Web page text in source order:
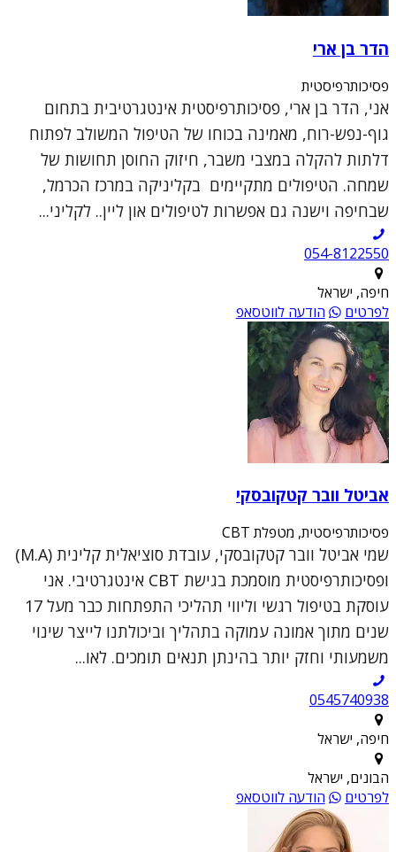
הדר בן ארי
פסיכותרפיסטית
אני, הדר בן ארי, פסיכותרפיסטית אינטגרטיבית בתחום
גוף-נפש-רוח, מאמינה בכוחו של הטיפול המשולב לפתוח
דלתות להקלה במצבי משבר, חיזוק החוסן תחושות של
שמחה. הטיפולים מתקיימים בקליניקה במרכז הכרמל,
שבחיפה וישנה גם אפשרות לטיפולים און ליין.. לקליני...
054-8122550
חיפה, ישראל
לפרטים
הודעה לווטסאפ
אביטל וובר קטקובסקי
פסיכותרפיסטית, מטפלת CBT
שמי אביטל וובר קטקובסקי, עובדת סוציאלית קלינית (M.A)
ופסיכותרפיסטית מוסמכת בגישת CBT אינטגרטיבי. אני
עוסקת בטיפול רגשי וליווי תהליכי התפתחות כבר מעל 17
שנים מתוך אמונה עמוקה בתהליך וביכולתנו לייצר שינוי
משמעותי וחזק יותר בהינתן תנאים תומכים. לאו...
0545740938
חיפה, ישראל
הבונים, ישראל
לפרטים
הודעה לווטסאפ